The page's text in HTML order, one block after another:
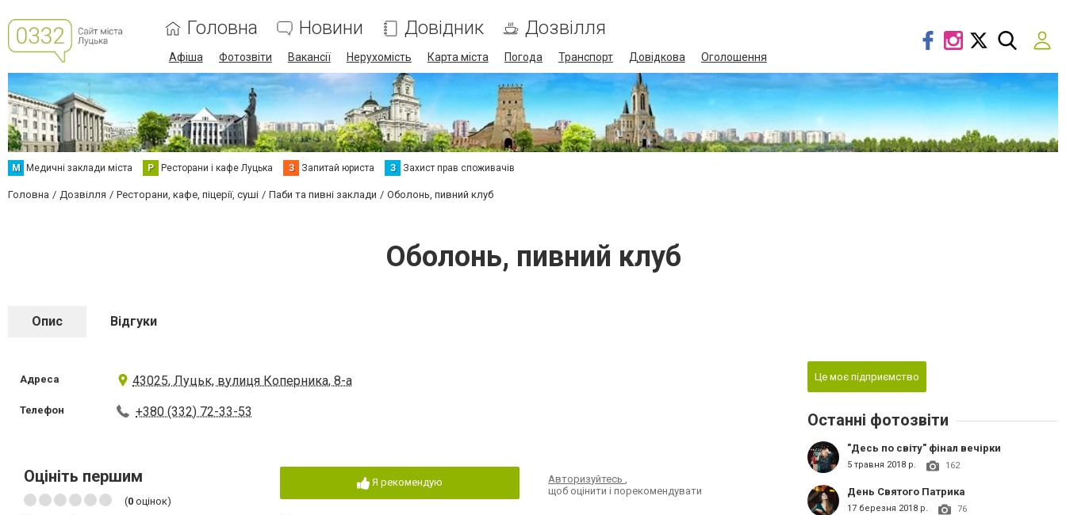
Головна Новини Довідник Дозвілля
Афіша Фотозвіти Вакансії Нерухомість Карта міста Погода Транспорт Довідкова Оголошення
М Медичні заклади міста Р Ресторани і кафе Луцька З Запитай юриста З Захист прав споживачів
Головна Дозвілля Ресторани, кафе, піцерії, суші Паби та пивні заклади Оболонь, пивний клуб
Оболонь, пивний клуб
Опис Відгуки
Адреса 43025, Луцьк, вулиця Коперника, 8-а
Телефон +380 (332) 72-33-53
Оцініть першим
(0 оцінок)
Я рекомендую Авторизуйтесь,
щоб оцінити і порекомендувати
Це моє підприємство
Останні фотозвіти
"Десь по світу" фінал вечірки
5 травня 2018 р. 162
День Святого Патрика
17 березня 2018 р. 76